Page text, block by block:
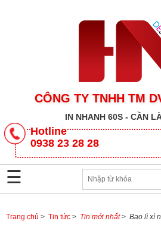
CÔNG TY TNHH TM
IN NHANH 60S - CẦN
Hotline
0938 23 28 28
CÔNG
TY
TNHH
TM
DV
ANH
☰
Trang chủ > Tin tức > Tin mới nhất> Bao lì xì